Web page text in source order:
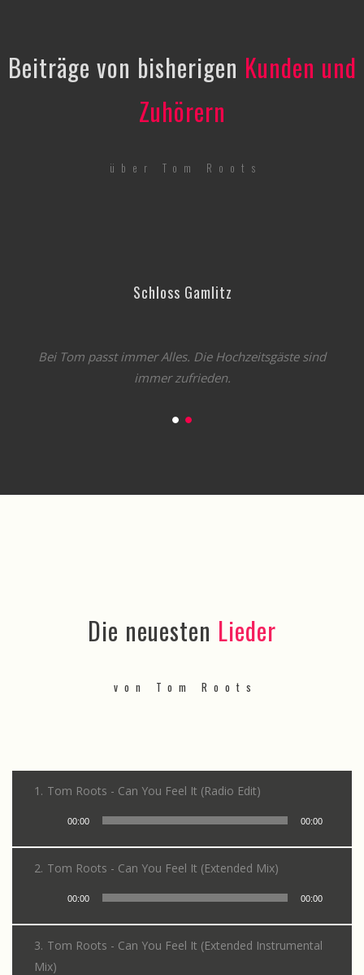
Beiträge von bisherigen Kunden und
Zuhörern
über Tom Roots
Häusl Alm Kaprun, Kitzsteinhorn
House und Internationaler Apre Ski vom Feinsten. Tom
ist der absolute Hit.
Die neuesten Lieder
von Tom Roots
1. Tom Roots - Can You Feel It (Radio Edit)
00:00 00:00
2. Tom Roots - Can You Feel It (Extended Mix)
00:00 00:00
3. Tom Roots - Can You Feel It (Extended Instrumental
Mix)